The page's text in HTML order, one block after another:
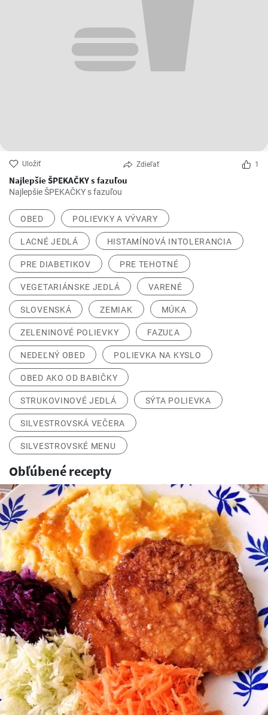
Uložiť Zdieľať 1
Najlepšie ŠPEKAČKY s fazuľou
Najlepšie ŠPEKAČKY s fazuľou
OBED POLIEVKY A VÝVARY
LACNÉ JEDLÁ HISTAMÍNOVÁ INTOLERANCIA
PRE DIABETIKOV PRE TEHOTNÉ
VEGETARIÁNSKE JEDLÁ VARENÉ
SLOVENSKÁ ZEMIAK MÚKA
ZELENINOVÉ POLIEVKY FAZUĽA
NEDEĽNÝ OBED POLIEVKA NA KYSLO
OBED AKO OD BABIČKY
STRUKOVINOVÉ JEDLÁ SÝTA POLIEVKA
SILVESTROVSKÁ VEČERA
SILVESTROVSKÉ MENU
Obľúbené recepty